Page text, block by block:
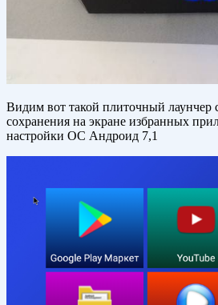
Видим вот такой плиточный лаунчер
сохранения на экране избранных
настройки ОС Андроид 7,1